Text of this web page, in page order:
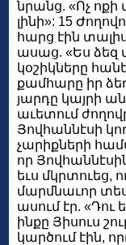
նրանց. «Ոչ ոքի
լինի»: 15
հարց էին
ասաց. «Ես ձեզ
կօշիկները
քամհարը իր
յարդը կայրի
աւետում
Յովհաննէսի
չարիքների
որ
եւս մկրտուեց,
մարմնաւոր
ասում էր. «Դու
ինքը Յիսուս
կարծում էին,